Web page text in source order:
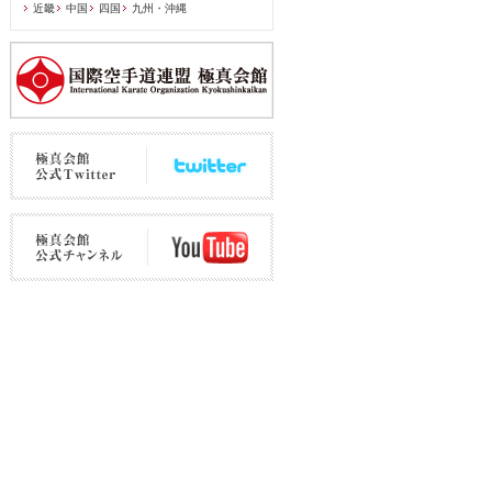
近畿
中国 四国 九州・沖縄